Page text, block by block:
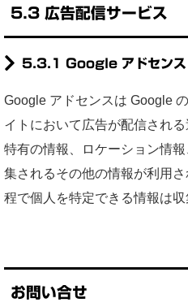
5.3 広告配信サービス
5.3.1 Google アドセンス
Google アドセンスは Google
イトにおいて広告が配信され
特有の情報、ロケーション情
集されるその他の情報が利用
程で個人を特定できる情報は収
お問い合せ